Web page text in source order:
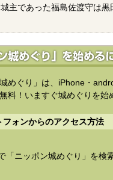
主であった福島佐渡守は黒
城めぐり」は、iPhone・
料！いますぐ城めぐりを始
フォンからのアクセス方法
「ニッポン城めぐり」を検索